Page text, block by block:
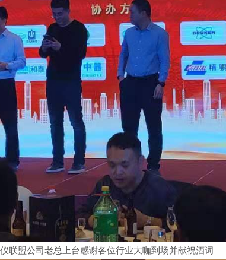
联盟公司老总上台感谢各位行业大咖到场并献祝酒词